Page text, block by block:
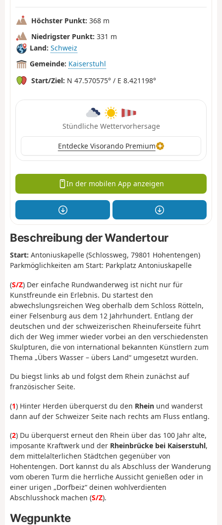
Höchster Punkt: 368 m
Niedrigster Punkt: 331 m
Land: Schweiz
Gemeinde: Kaiserstuhl
Start/Ziel: N 47.570575° / E 8.421198°
Stündliche Wettervorhersage
Entdecke Visorando Premium
In der mobilen App anzeigen
Beschreibung der Wandertour
Start: Antoniuskapelle (Schlossweg, 79801 Hohentengen)
Parkmöglichkeiten am Start: Parkplatz Antoniuskapelle
(S/Z) Der einfache Rundwanderweg ist nicht nur für
Kunstfreunde ein Erlebnis. Du startest den
abwechslungsreichen Weg oberhalb dem Schloss Rötteln,
einer Felsenburg aus dem 12 Jahrhundert. Entlang der
deutschen und der schweizerischen Rheinuferseite führt
dich der Weg immer wieder vorbei an den verschiedensten
Skulpturen, die von international bekannten Künstlern zum
Thema „Übers Wasser – übers Land“ umgesetzt wurden.
Du biegst links ab und folgst dem Rhein zunächst auf
französischer Seite.
(1) Hinter Herden überquerst du den Rhein und wanderst
dann auf der Schweizer Seite nach rechts am Fluss entlang.
(2) Du überquerst erneut den Rhein über das 100 Jahr alte,
imposante Kraftwerk und der Rheinbrücke bei Kaiserstuhl,
dem mittelalterlichen Städtchen gegenüber von
Hohentengen. Dort kannst du als Abschluss der Wanderung
vom oberen Turm die herrliche Aussicht genießen oder in
einer urigen „Dorfbeiz“ deinen wohlverdienten
Abschlusshock machen (S/Z).
Wegpunkte